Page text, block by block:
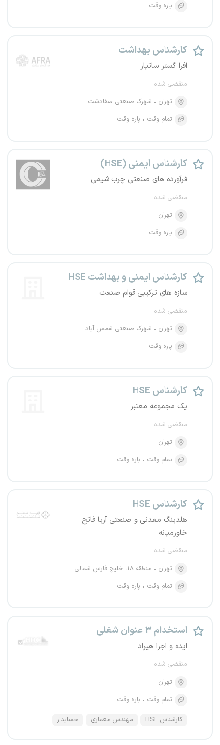
پاره وقت
کارشناس بهداشت
افرا گستر ساتیار
منقضی شده
تهران
شهرک صنعتی صفادشت
تمام وقت
پاره وقت
کارشناس ایمنی (HSE)
فرآورده های صنعتی چرب شیمی
منقضی شده
تهران
پاره وقت
کارشناس ایمنی و بهداشت HSE
سازه های ترکیبی قوام صنعت
منقضی شده
تهران
شهرک صنعتی شمس آباد
پاره وقت
کارشناس HSE
یک مجموعه معتبر
منقضی شده
تهران
تمام وقت
پاره وقت
کارشناس HSE
هلدینگ معدنی و صنعتی آریا فاتح
خاورمیانه
منقضی شده
تهران
منطقه ۱۸، خلیج فارس شمالی
تمام وقت
پاره وقت
استخدام ۳ عنوان شغلی
ایده و اجرا هیراد
منقضی شده
تهران
تمام وقت
پاره وقت
کارشناس HSE مهندس معماری حسابدار